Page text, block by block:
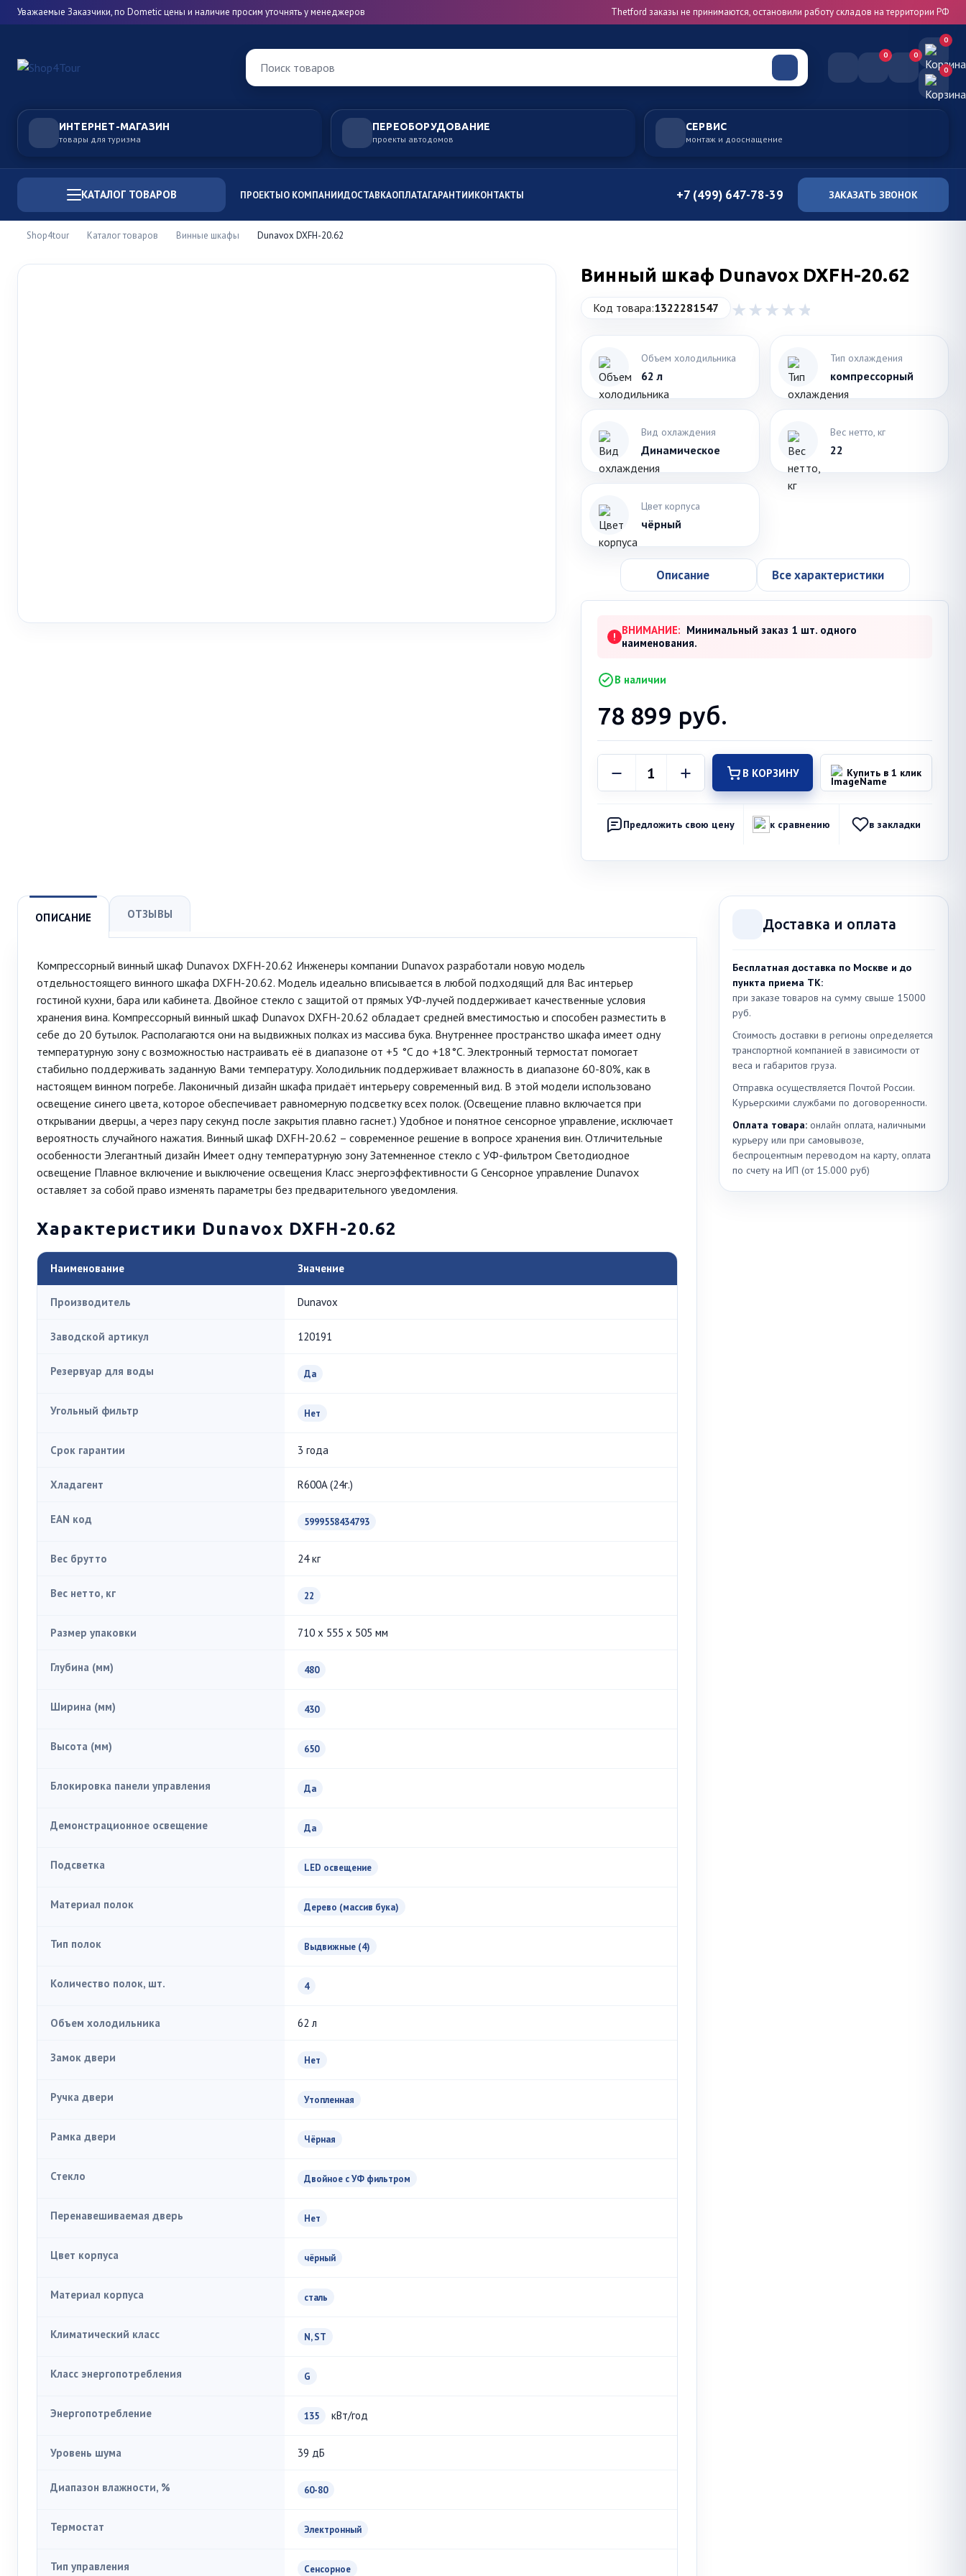
Уважаемые Заказчики, по Dometic цены и наличие просим уточнять у менеджеров Thetford заказы не принимаются, остановили работу складов на территории РФ
Поиск товаров
0 0
0
0
ИНТЕРНЕТ-МАГАЗИН
товары для туризма
ПЕРЕОБОРУДОВАНИЕ
проекты автодомов
СЕРВИС
монтаж и дооснащение
КАТАЛОГ ТОВАРОВ ПРОЕКТЫО КОМПАНИИДОСТАВКАОПЛАТАГАРАНТИИКОНТАКТЫ +7 (499) 647-78-39 ЗАКАЗАТЬ ЗВОНОК
Shop4tour Каталог товаров Винные шкафы Dunavox DXFH-20.62
Винный шкаф Dunavox DXFH-20.62
Код товара:1322281547
Объем холодильника
62 л
Тип охлаждения
компрессорный
Вид охлаждения
Динамическое
Вес нетто, кг
22
Цвет корпуса
чёрный
Описание Все характеристики
! ВНИМАНИЕ: Минимальный заказ 1 шт. одного
наименования.
В наличии
78 899 руб.
В КОРЗИНУ Купить в 1 клик
Предложить свою цену к сравнению в закладки
ОПИСАНИЕ ОТЗЫВЫ
Компрессорный винный шкаф Dunavox DXFH-20.62 Инженеры компании Dunavox разработали новую модель
отдельностоящего винного шкафа DXFH-20.62. Модель идеально вписывается в любой подходящий для Вас интерьер
гостиной кухни, бара или кабинета. Двойное стекло с защитой от прямых УФ-лучей поддерживает качественные условия
хранения вина. Компрессорный винный шкаф Dunavox DXFH-20.62 обладает средней вместимостью и способен разместить в
себе до 20 бутылок. Располагаются они на выдвижных полках из массива бука. Внутреннее пространство шкафа имеет одну
температурную зону с возможностью настраивать её в диапазоне от +5 °C до +18°C. Электронный термостат помогает
стабильно поддерживать заданную Вами температуру. Холодильник поддерживает влажность в диапазоне 60-80%, как в
настоящем винном погребе. Лаконичный дизайн шкафа придаёт интерьеру современный вид. В этой модели использовано
освещение синего цвета, которое обеспечивает равномерную подсветку всех полок. (Освещение плавно включается при
открывании дверцы, а через пару секунд после закрытия плавно гаснет.) Удобное и понятное сенсорное управление, исключает
вероятность случайного нажатия. Винный шкаф DXFH-20.62 – современное решение в вопросе хранения вин. Отличительные
особенности Элегантный дизайн Имеет одну температурную зону Затемненное стекло с УФ-фильтром Светодиодное
освещение Плавное включение и выключение освещения Класс энергоэффективности G Сенсорное управление Dunavox
оставляет за собой право изменять параметры без предварительного уведомления.
Характеристики Dunavox DXFH-20.62
Наименование Значение
Производитель Dunavox
Заводской артикул 120191
Резервуар для воды Да
Угольный фильтр Нет
Срок гарантии 3 года
Хладагент R600A (24г.)
EAN код 5999558434793
Вес брутто 24 кг
Вес нетто, кг 22
Размер упаковки 710 x 555 x 505 мм
Глубина (мм) 480
Ширина (мм) 430
Высота (мм) 650
Блокировка панели управления Да
Демонстрационное освещение Да
Подсветка LED освещение
Материал полок Дерево (массив бука)
Тип полок Выдвижные (4)
Количество полок, шт. 4
Объем холодильника 62 л
Замок двери Нет
Ручка двери Утопленная
Рамка двери Чёрная
Стекло Двойное с УФ фильтром
Перенавешиваемая дверь Нет
Цвет корпуса чёрный
Материал корпуса сталь
Климатический класс N, ST
Класс энергопотребления G
Энергопотребление 135 кВт/год
Уровень шума 39 дБ
Диапазон влажности, % 60-80
Термостат Электронный
Тип управления Сенсорное
Доставка и оплата
Бесплатная доставка по Москве и до
пункта приема ТК:
при заказе товаров на сумму свыше 15000
руб.
Стоимость доставки в регионы определяется
транспортной компанией в зависимости от
веса и габаритов груза.
Отправка осуществляется Почтой России.
Курьерскими службами по договоренности.
Оплата товара: онлайн оплата, наличными
курьеру или при самовывозе,
беспроцентным переводом на карту, оплата
по счету на ИП (от 15.000 руб)